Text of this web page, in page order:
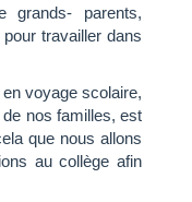
grands- parents,
travailler dans
voyage scolaire,
de nos familles, est
que nous allons
au collège afin